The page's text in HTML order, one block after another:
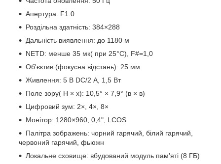
Апертура: F1.0
Роздільна здатність: 384×288
Дальність виявлення: до 1180 м
NETD: менше 35 мк( при 25°C), F#=1,0
Об'єктив (фокусна відстань): 25 мм
Живлення: 5 В DC/2 А, 1,5 Вт
Поле зору( H × x): 10,5° × 7,9° (в × в)
Цифровий зум: 2×, 4×, 8×
Монітор: 1280×960, 0,4", LCOS
Палітра зображень: чорний гарячий, білий гарячий,
червоний гарячий, фьюжн
Локальне сховище: вбудований модуль пам'яті (8 ГБ)